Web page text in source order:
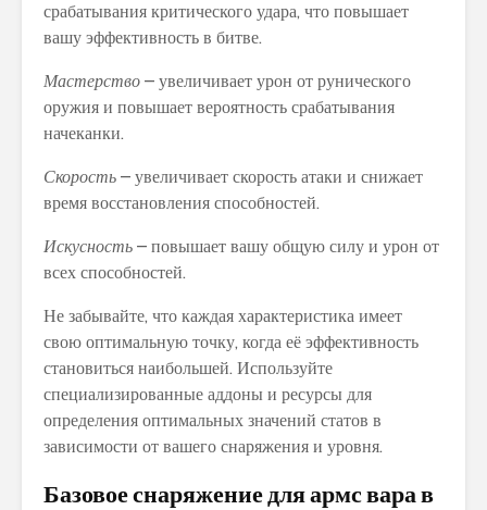
срабатывания критического удара, что повышает
вашу эффективность в битве.
Мастерство – увеличивает урон от рунического
оружия и повышает вероятность срабатывания
начеканки.
Скорость – увеличивает скорость атаки и снижает
время восстановления способностей.
Искусность – повышает вашу общую силу и урон от
всех способностей.
Не забывайте, что каждая характеристика имеет
свою оптимальную точку, когда её эффективность
становиться наибольшей. Используйте
специализированные аддоны и ресурсы для
определения оптимальных значений статов в
зависимости от вашего снаряжения и уровня.
Базовое снаряжение для армс вара в